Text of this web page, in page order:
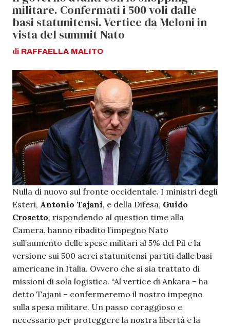
militare. Confermati i 500 voli dalle
basi statunitensi. Vertice da Meloni in
vista del summit Nato
di RAFFAELLA MALITO
Nulla di nuovo sul fronte occidentale. I ministri degli
Esteri, Antonio Tajani, e della Difesa, Guido
Crosetto, rispondendo al question time alla
Camera, hanno ribadito l’impegno Nato
sull’aumento delle spese militari al 5% del Pil e la
versione sui 500 aerei statunitensi partiti dalle basi
americane in Italia. Ovvero che si sia trattato di
missioni di sola logistica. “Al vertice di Ankara – ha
detto Tajani – confermeremo il nostro impegno
sulla spesa militare. Un passo coraggioso e
necessario per proteggere la nostra libertà e la